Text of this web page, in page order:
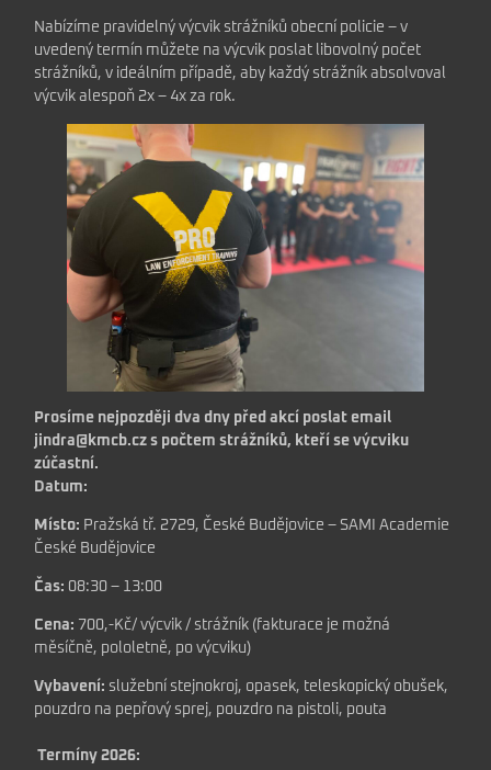
Nabízíme pravidelný výcvik strážníků obecní policie – v
uvedený termín můžete na výcvik poslat libovolný počet
strážníků, v ideálním případě, aby každý strážník absolvoval
výcvik alespoň 2x – 4x za rok.
Prosíme nejpozději dva dny před akcí poslat email
jindra@kmcb.cz s počtem strážníků, kteří se výcviku
zúčastní.
Datum:
Místo: Pražská tř. 2729, České Budějovice – SAMI Academie
České Budějovice
Čas: 08:30 – 13:00
Cena: 700,-Kč/ výcvik / strážník (fakturace je možná
měsíčně, pololetně, po výcviku)
Vybavení: služební stejnokroj, opasek, teleskopický obušek,
pouzdro na pepřový sprej, pouzdro na pistoli, pouta
Termíny 2026: